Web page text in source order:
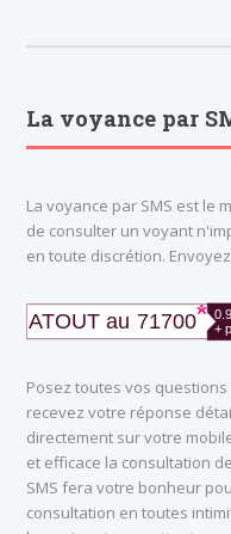
La voyance par
La voyance par SMS est le
de consulter un voyant
en toute discrétion.
Posez toutes vos questions
recevez votre réponse
directement sur votre
et efficace la consultation
SMS fera votre bonheur
consultation en toutes